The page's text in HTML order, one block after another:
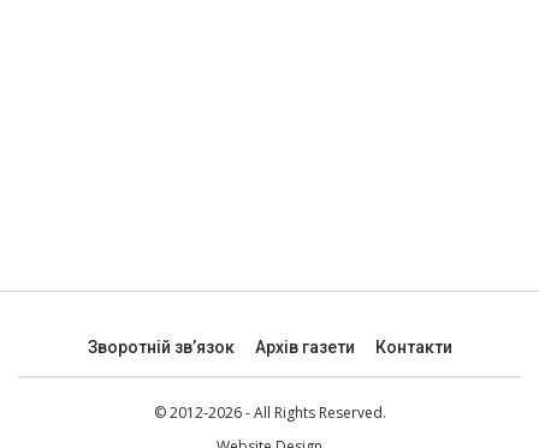
Зворотній зв’язок Архів газети Контакти
© 2012-2026 - All Rights Reserved.